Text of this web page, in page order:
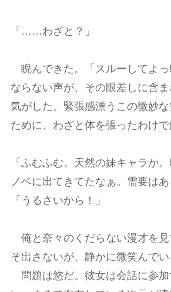
「……わざと？」
睨んできた。「スルーしてよっ
ならない声が、その眼差しに含
気がした。緊張感漂うこの微妙
ために、わざと体を張ったわけで
「ふむふむ。天然の妹キャラか
ノベに出てきてたなぁ。需要はあ
「うるさいから！」
俺と奈々のくだらない漫才を見
そ出さないが、静かに微笑んでい
問題は悠だ。彼女は会話に参加